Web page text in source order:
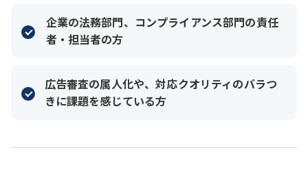
企業の法務部門、コンプライアンス部門の責任
者・担当者の方
広告審査の属人化や、対応クオリティのバラつ
きに課題を感じている方